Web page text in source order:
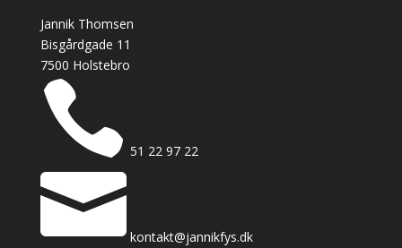
Jannik Thomsen
Bisgårdgade 11
7500 Holstebro
 51 22 97 22
 kontakt@jannikfys.dk